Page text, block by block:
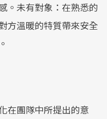
。未有對象：在熟悉的
方溫暖的特質帶來安全
在團隊中所提出的意